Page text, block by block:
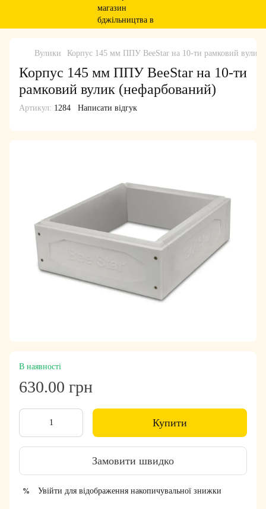
Вулики Корпус 145 мм ППУ BeeStar на 10-ти рамковий вулик
Корпус 145 мм ППУ BeeStar на 10-ти
рамковий вулик (нефарбований)
Артикул: 1284 Написати відгук
В наявності
630.00 грн
Купити
Замовити швидко
% Увійти для відображення накопичувальної знижки